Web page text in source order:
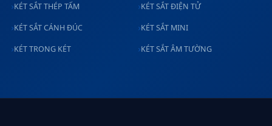
KÉT SẮT THÉP TẤM KÉT SẮT ĐIỆN TỬ
KÉT SẮT CÁNH ĐÚC KÉT SẮT MINI
KÉT TRONG KÉT KÉT SẮT ÂM TƯỜNG